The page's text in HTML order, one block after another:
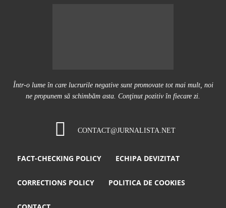
Într-o lume în care lucrurile negative sunt promovate tot mai mult, noi
ne propunem să schimbăm asta. Conţinut pozitiv în fiecare zi.
CONTACT@JURNALISTA.NET
FACT-CHECKING POLICY ECHIPA DEVIZITAT
CORRECTIONS POLICY POLITICA DE COOKIES